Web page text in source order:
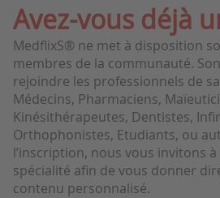
INSTITUTIONS
ACADÉMIES
EXPERTS
REVUES DE
CONGRÈS EN
Avez-vous déjà
MedflixS® ne met à disposition
membres de la communauté.
rejoindre les professionnels de
Médecins, Pharmaciens,
Kinésithérapeutes, Dentistes,
Orthophonistes, Etudiants, ou
l’inscription, nous vous invitons
spécialité afin de vous donner
contenu personnalisé.